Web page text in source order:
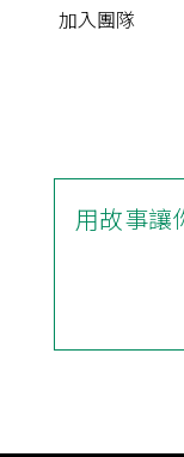
加入團隊
用故事讓